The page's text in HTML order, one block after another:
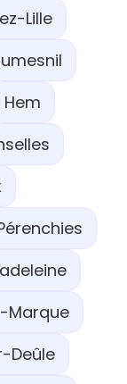
Lille
Hem
Marque
Deûle